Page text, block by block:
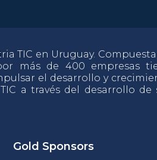
TIC en Uruguay.
más de 400 empresas
el desarrollo y
a través del desarrollo de
Gold Sponsors